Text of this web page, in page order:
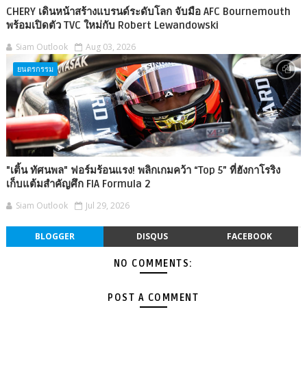
CHERY เดินหน้าสร้างแบรนด์ระดับโลก จับมือ AFC Bournemouth
พร้อมเปิดตัว TVC ใหม่กับ Robert Lewandowski
Siam Outlook Aug 03, 2026
ยนตรกรรม
"เติ้น ทัศนพล" ฟอร์มร้อนแรง! พลิกเกมคว้า “Top 5” ที่ฮังกาโรริง
เก็บแต้มสำคัญศึก FIA Formula 2
Siam Outlook Jul 29, 2026
BLOGGER DISQUS FACEBOOK
NO COMMENTS:
POST A COMMENT